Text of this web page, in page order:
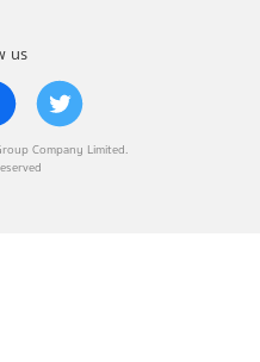
us
Company Limited.